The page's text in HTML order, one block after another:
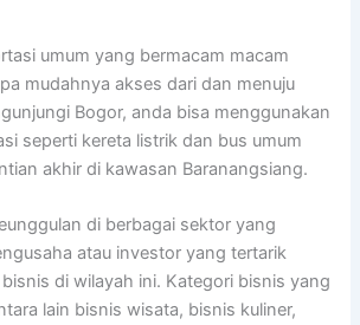
umum yang bermacam macam
mudahnya akses dari dan menuju
Bogor, anda bisa menggunakan
seperti kereta listrik dan bus umum
akhir di kawasan Baranangsiang.
di berbagai sektor yang
atau investor yang tertarik
di wilayah ini. Kategori bisnis yang
lain bisnis wisata, bisnis kuliner,